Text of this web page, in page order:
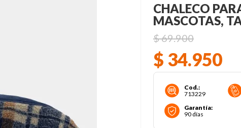
CHALECO
MASCOTAS,
$69.900
$ 34.950
Cod.:
713229
Garantía:
90 días